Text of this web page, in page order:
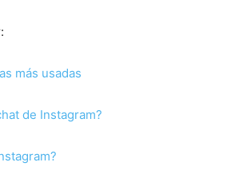
más usadas
de Instagram?